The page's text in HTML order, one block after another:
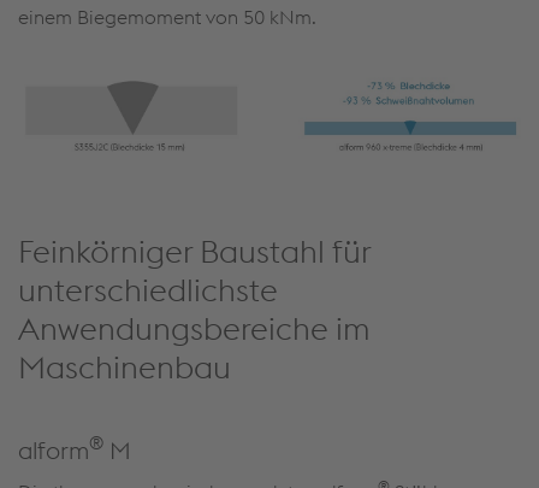
einem Biegemoment von 50 kNm.
Feinkörniger Baustahl für
unterschiedlichste
Anwendungsbereiche im
Maschinenbau
alform® M